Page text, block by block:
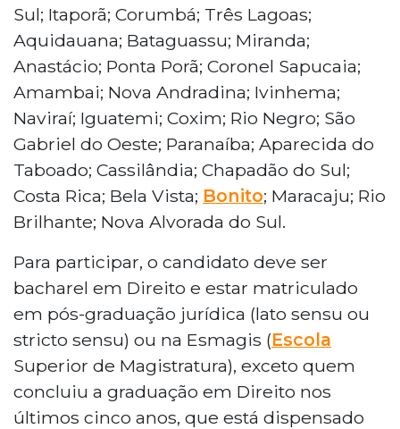
necessário ser bacharel em Direito e estar
matriculado em pós-graduação jurídica,
exceto para formados nos últimos cinco anos.
O processo seletivo consiste em prova objetiva
e discursiva, com reserva de vagas para negros,
pessoas com deficiência e indígenas. As
inscrições custam R$ 100 e acontecem entre
dezembro de 2025 e janeiro de 2026.
Sul; Itaporã; Corumbá; Três Lagoas;
Aquidauana; Bataguassu; Miranda;
Anastácio; Ponta Porã; Coronel Sapucaia;
Amambai; Nova Andradina; Ivinhema;
Naviraí; Iguatemi; Coxim; Rio Negro; São
Gabriel do Oeste; Paranaíba; Aparecida do
Taboado; Cassilândia; Chapadão do Sul;
Costa Rica; Bela Vista; Bonito; Maracaju; Rio
Brilhante; Nova Alvorada do Sul.
Para participar, o candidato deve ser
bacharel em Direito e estar matriculado
em pós-graduação jurídica (lato sensu ou
stricto sensu) ou na Esmagis (Escola
Superior de Magistratura), exceto quem
concluiu a graduação em Direito nos
últimos cinco anos, que está dispensado